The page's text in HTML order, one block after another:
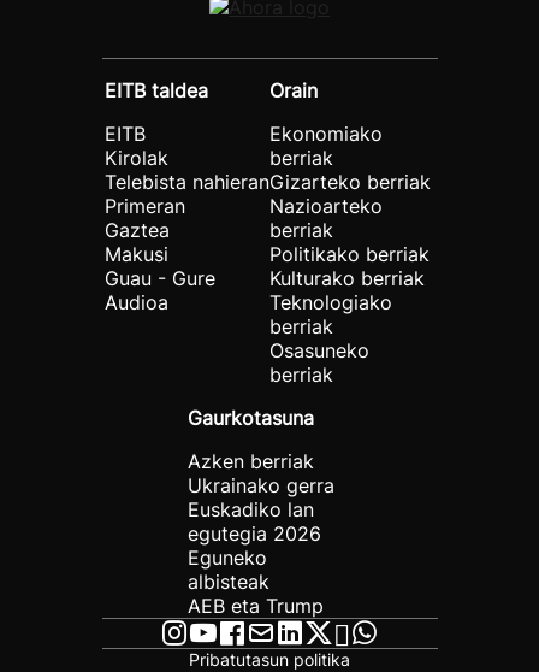
EITB taldea
EITB
Kirolak
Telebista nahieran
Primeran
Gaztea
Makusi
Guau - Gure
Audioa
Orain
Ekonomiako
berriak
Gizarteko berriak
Nazioarteko
berriak
Politikako berriak
Kulturako berriak
Teknologiako
berriak
Osasuneko
berriak
Gaurkotasuna
Azken berriak
Ukrainako gerra
Euskadiko lan
egutegia 2026
Eguneko
albisteak
AEB eta Trump
Pribatutasun politika